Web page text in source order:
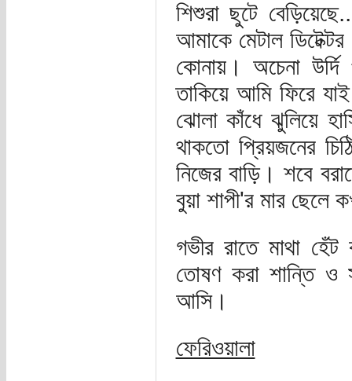
শিশুরা ছুটে
আমাকে মেটাল
কোনায়। অচেনা
তাকিয়ে আমি ফিরে
ঝোলা কাঁধে ঝুলিয়ে
থাকতো প্রিয়জনের
নিজের বাড়ি। শবে
বুয়া শাপী'র মার ছেলে
গভীর রাতে মাথা
তোষণ করা শান্তি ও
আসি।
ফেরিওয়ালা